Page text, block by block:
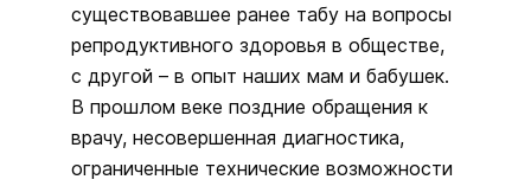
существовавшее ранее табу на вопросы
репродуктивного здоровья в обществе,
с другой – в опыт наших мам и бабушек.
В прошлом веке поздние обращения к
врачу, несовершенная диагностика,
ограниченные технические возможности